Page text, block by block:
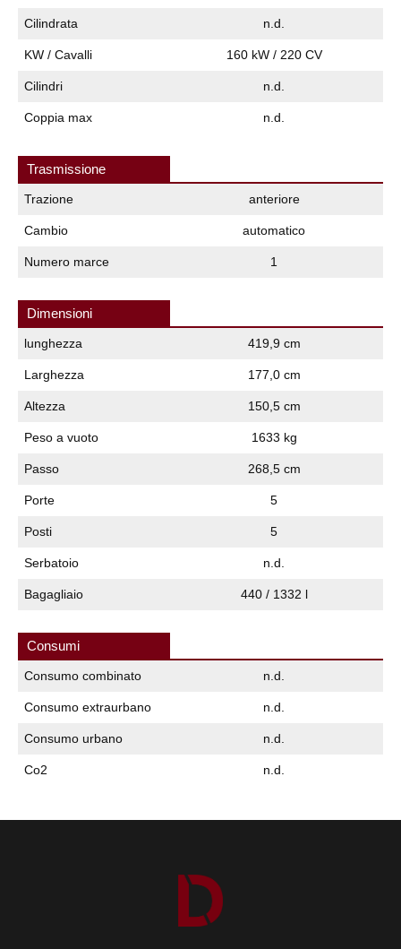
Cilindrata n.d.
KW / Cavalli 160 kW / 220 CV
Cilindri n.d.
Coppia max n.d.
Trasmissione
Trazione anteriore
Cambio automatico
Numero marce 1
Dimensioni
lunghezza 419,9 cm
Larghezza 177,0 cm
Altezza 150,5 cm
Peso a vuoto 1633 kg
Passo 268,5 cm
Porte 5
Posti 5
Serbatoio n.d.
Bagagliaio 440 / 1332 l
Consumi
Consumo combinato n.d.
Consumo extraurbano n.d.
Consumo urbano n.d.
Co2 n.d.